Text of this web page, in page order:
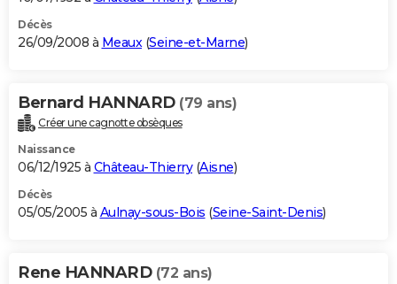
Décès
26/09/2008 à Meaux (Seine-et-Marne)
Bernard HANNARD (79 ans)
Créer une cagnotte obsèques
Naissance
06/12/1925 à Château-Thierry(Aisne)
Décès
05/05/2005 à Aulnay-sous-Bois (Seine-Saint-Denis)
Rene HANNARD (72 ans)